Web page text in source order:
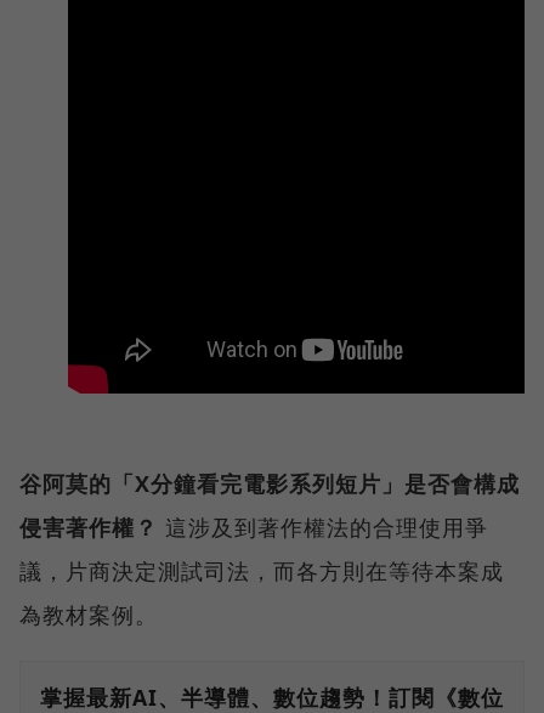
谷阿莫的「X分鐘看完電影系列短片」是否會構成
侵害著作權？ 這涉及到著作權法的合理使用爭
議，片商決定測試司法，而各方則在等待本案成
為教材案例。
掌握最新AI、半導體、數位趨勢！訂閱《數位